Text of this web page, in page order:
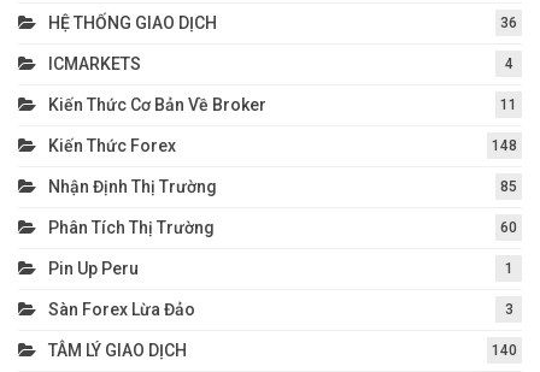
HỆ THỐNG GIAO DỊCH 36
ICMARKETS 4
Kiến Thức Cơ Bản Về Broker 11
Kiến Thức Forex 148
Nhận Định Thị Trường 85
Phân Tích Thị Trường 60
Pin Up Peru 1
Sàn Forex Lừa Đảo 3
TÂM LÝ GIAO DỊCH 140